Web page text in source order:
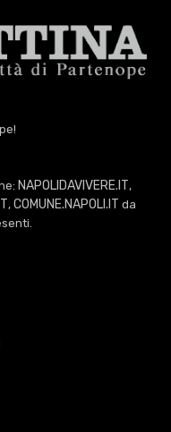
NAPOLIDAVIVERE.IT,
, COMUNE.NAPOLI.IT da